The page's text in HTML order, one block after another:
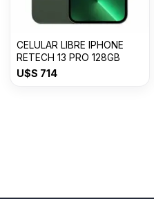
CELULAR LIBRE IPHONE
RETECH 13 PRO 128GB
U$S 714